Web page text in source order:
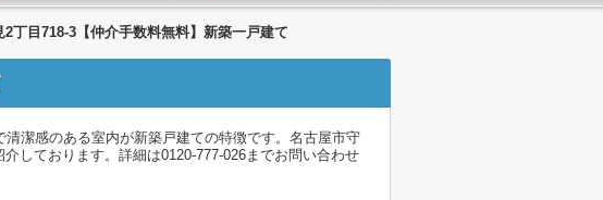
丁目718-3【仲介手数料無料】新築一戸建て
潔感のある室内が新築戸建ての特徴です。名古屋市守
しております。詳細は0120-777-026までお問い合わせ